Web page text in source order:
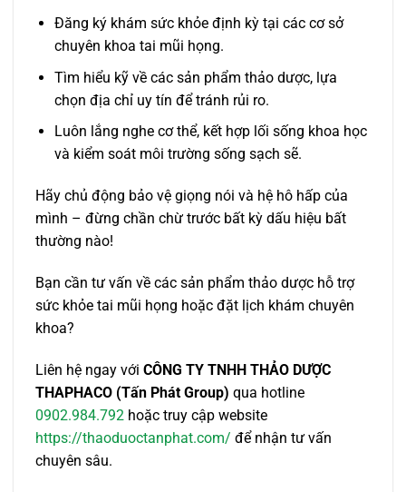
Đăng ký khám sức khỏe định kỳ tại các cơ sở
chuyên khoa tai mũi họng.
Tìm hiểu kỹ về các sản phẩm thảo dược, lựa
chọn địa chỉ uy tín để tránh rủi ro.
Luôn lắng nghe cơ thể, kết hợp lối sống khoa học
và kiểm soát môi trường sống sạch sẽ.
Hãy chủ động bảo vệ giọng nói và hệ hô hấp của
mình – đừng chần chừ trước bất kỳ dấu hiệu bất
thường nào!
Bạn cần tư vấn về các sản phẩm thảo dược hỗ trợ
sức khỏe tai mũi họng hoặc đặt lịch khám chuyên
khoa?
Liên hệ ngay với CÔNG TY TNHH THẢO DƯỢC
THAPHACO (Tấn Phát Group) qua hotline
0902.984.792 hoặc truy cập website
https://thaoduoctanphat.com/ để nhận tư vấn
chuyên sâu.